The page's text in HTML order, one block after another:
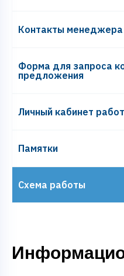
Контакты менеджера
Форма для запроса
предложения
Личный кабинет
Памятки
Схема работы